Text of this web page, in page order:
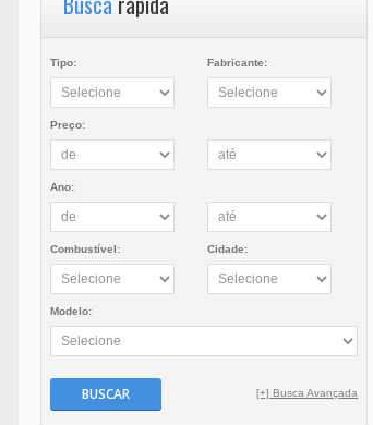
Tipo: Fabricante:
Preço:
Ano:
Combustível: Cidade:
Modelo:
BUSCAR [+] Busca Avançada